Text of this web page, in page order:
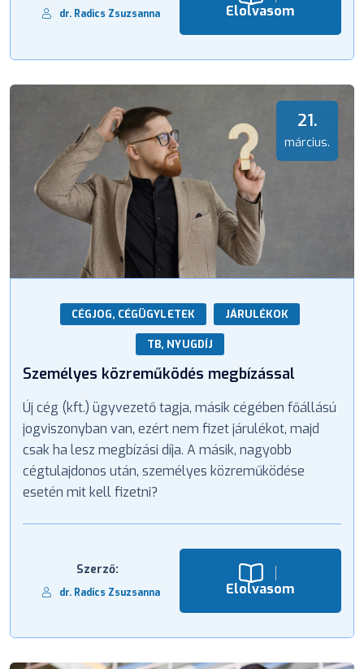
dr. Radics Zsuzsanna Elolvasom
21.
március.
CÉGJOG, CÉGÜGYLETEK JÁRULÉKOK
TB, NYUGDÍJ
Személyes közreműködés megbízással
Új cég (kft.) ügyvezető tagja, másik cégében főállású
jogviszonyban van, ezért nem fizet járulékot, majd
csak ha lesz megbízási díja. A másik, nagyobb
cégtulajdonos után, személyes közreműködése
esetén mit kell fizetni?
Szerző:
dr. Radics Zsuzsanna Elolvasom